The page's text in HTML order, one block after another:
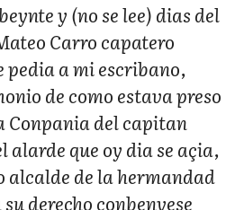
y (no se lee) dias del
Carro capatero
pedia a mi escribano,
de como estava preso
Conpania del capitan
alarde que oy dia se açia,
alcalde de la hermandad
derecho conbenyese